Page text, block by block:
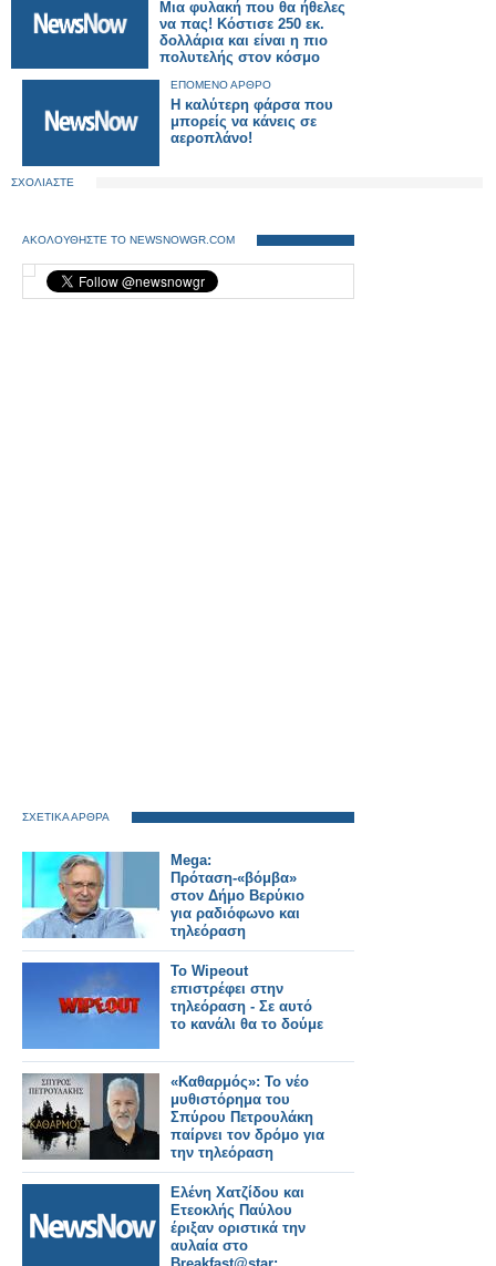
Μια φυλακή που θα ήθελες
να πας! Κόστισε 250 εκ.
δολλάρια και είναι η πιο
πολυτελής στον κόσμο
ΕΠΟΜΕΝΟ ΑΡΘΡΟ
Η καλύτερη φάρσα που
μπορείς να κάνεις σε
αεροπλάνο!
ΣΧΟΛΙΑΣΤΕ
ΑΚΟΛΟΥΘΗΣΤΕ ΤΟ NEWSNOWGR.COM
ΣΧΕΤΙΚΑ ΑΡΘΡΑ
Mega:
Πρόταση-«βόμβα»
στον Δήμο Βερύκιο
για ραδιόφωνο και
τηλεόραση
Το Wipeout
επιστρέφει στην
τηλεόραση - Σε αυτό
το κανάλι θα το δούμε
«Καθαρμός»: Το νέο
μυθιστόρημα του
Σπύρου Πετρουλάκη
παίρνει τον δρόμο για
την τηλεόραση
Ελένη Χατζίδου και
Ετεοκλής Παύλου
έριξαν οριστικά την
αυλαία στο